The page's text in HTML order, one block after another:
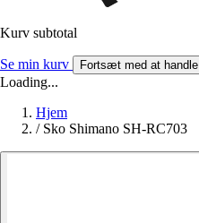
Kurv subtotal
Se min kurv Fortsæt med at handle
Loading...
Hjem
/ Sko Shimano SH-RC703